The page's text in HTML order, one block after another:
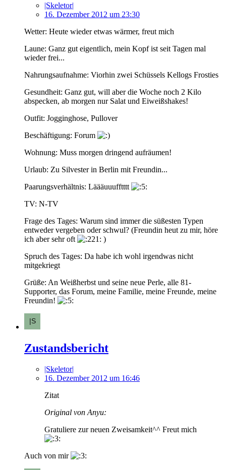
|Skeletor|
16. Dezember 2012 um 23:30
Wetter: Heute wieder etwas wärmer, freut mich
Laune: Ganz gut eigentlich, mein Kopf ist seit Tagen mal
wieder frei...
Nahrungsaufnahme: Viorhin zwei Schüssels Kellogs Frosties
Gesundheit: Ganz gut, will aber die Woche noch 2 Kilo
abspecken, ab morgen nur Salat und Eiweißshakes!
Outfit: Jogginghose, Pullover
Beschäftigung: Forum
Wohnung: Muss morgen dringend aufräumen!
Urlaub: Zu Silvester in Berlin mit Freundin...
Paarungsverhältnis: Läääuuufftttt
TV: N-TV
Frage des Tages: Warum sind immer die süßesten Typen
entweder vergeben oder schwul? (Freundin heut zu mir, höre
ich aber sehr oft
)
Spruch des Tages: Da habe ich wohl irgendwas nicht
mitgekriegt
Grüße: An Weißherbst und seine neue Perle, alle 81-
Supporter, das Forum, meine Familie, meine Freunde, meine
Freundin!
Zustandsbericht
|Skeletor|
16. Dezember 2012 um 16:46
Zitat
Original von Anyu:
Gratuliere zur neuen Zweisamkeit^^ Freut mich
Auch von mir